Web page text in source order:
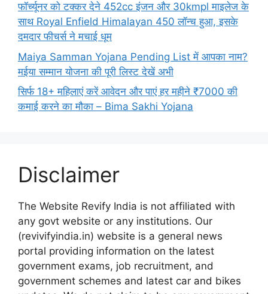
फॉर्च्यूनर को टक्कर देने 452cc इंजन और 30kmpl माइलेज के
साथ Royal Enfield Himalayan 450 लॉन्च हुआ, इसके
दमदार फीचर्स ने मचाई धूम
Maiya Samman Yojana Pending List में आपका नाम?
मईया सम्मान योजना की पूरी लिस्ट देखें अभी
सिर्फ 18+ महिलाएं करें आवेदन और पाएं हर महीने ₹7000 की
कमाई करने का मौका – Bima Sakhi Yojana
Disclaimer
The Website Revify India is not affiliated with
any govt website or any institutions. Our
(revivifyindia.in) website is a general news
portal providing information on the latest
government exams, job recruitment, and
government schemes and latest car and bikes